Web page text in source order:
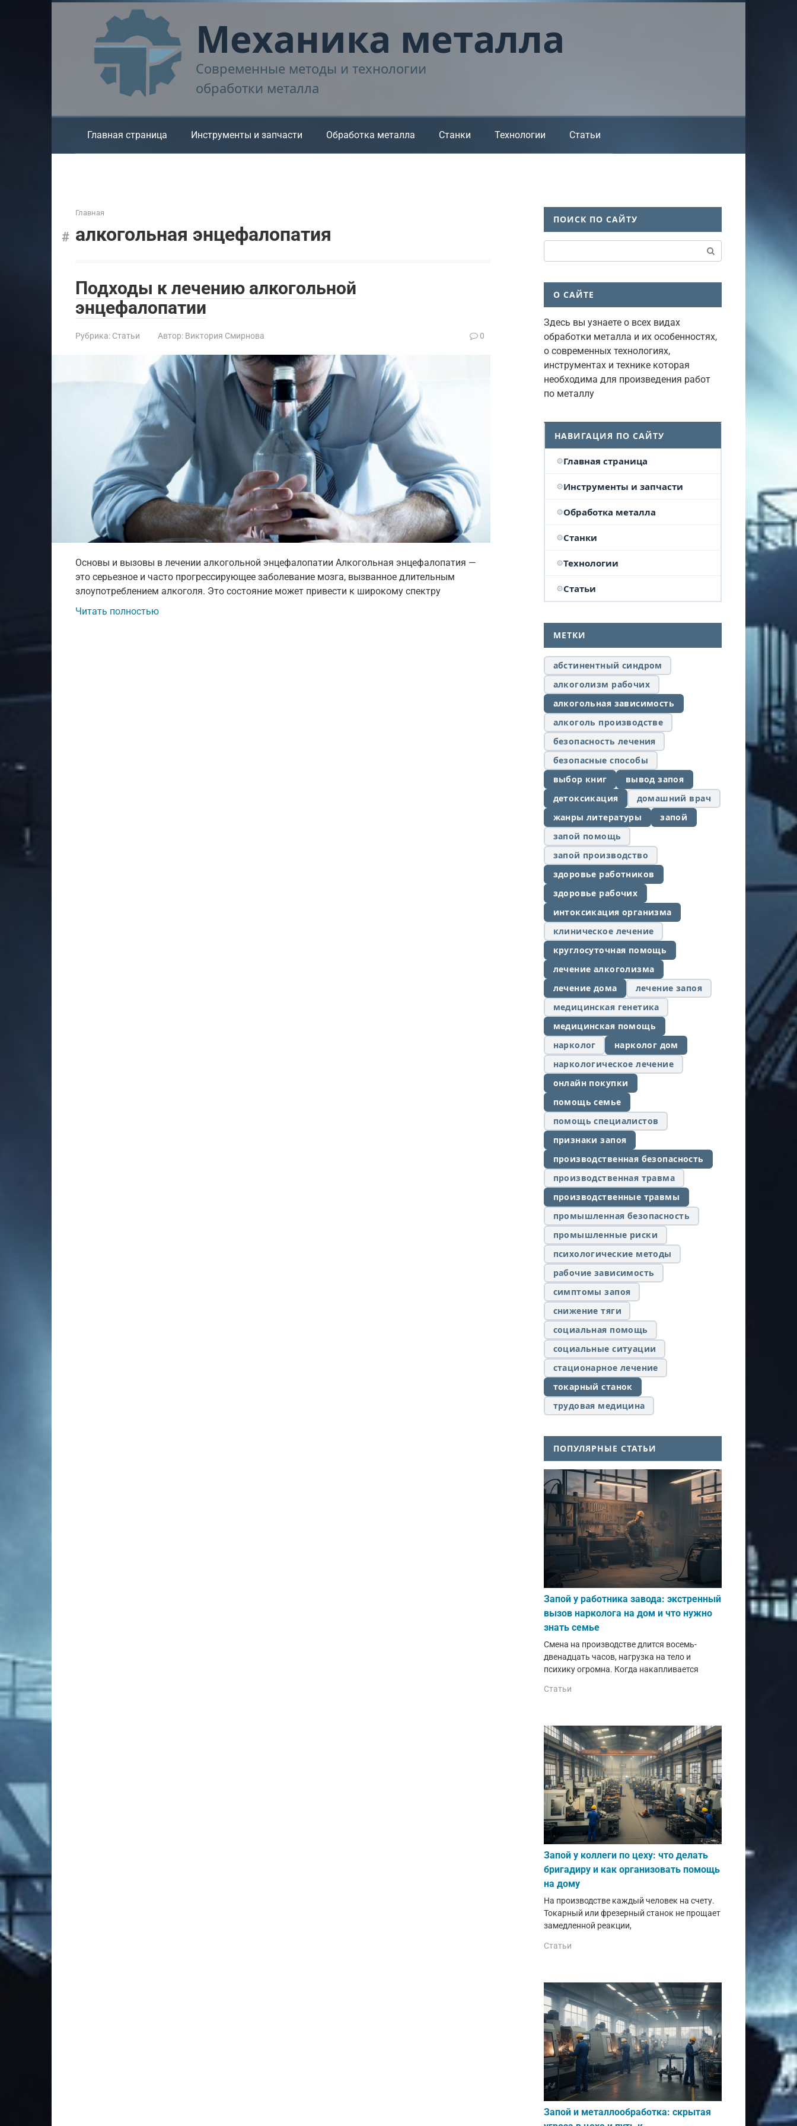
Механика металла
Современные методы и технологии
обработки металла
Главная страница Инструменты и запчасти Обработка металла Станки Технологии Статьи
Главная
алкогольная энцефалопатия
Подходы к лечению алкогольной
энцефалопатии
Рубрика: Статьи Автор: Виктория Смирнова 0
Основы и вызовы в лечении алкогольной энцефалопатии Алкогольная энцефалопатия —
это серьезное и часто прогрессирующее заболевание мозга, вызванное длительным
злоупотреблением алкоголя. Это состояние может привести к широкому спектру
Читать полностью
ПОИСК ПО САЙТУ
О САЙТЕ
Здесь вы узнаете о всех видах
обработки металла и их особенностях,
о современных технологиях,
инструментах и технике которая
необходима для произведения работ
по металлу
НАВИГАЦИЯ ПО САЙТУ
Главная страница
Инструменты и запчасти
Обработка металла
Станки
Технологии
Статьи
МЕТКИ
абстинентный синдром
алкоголизм рабочих
алкогольная зависимость
алкоголь производстве
безопасность лечения
безопасные способы
выбор книг
вывод запоя
детоксикация
домашний врач
жанры литературы
запой
запой помощь
запой производство
здоровье работников
здоровье рабочих
интоксикация организма
клиническое лечение
круглосуточная помощь
лечение алкоголизма
лечение дома
лечение запоя
медицинская генетика
медицинская помощь
нарколог
нарколог дом
наркологическое лечение
онлайн покупки
помощь семье
помощь специалистов
признаки запоя
производственная безопасность
производственная травма
производственные травмы
промышленная безопасность
промышленные риски
психологические методы
рабочие зависимость
симптомы запоя
снижение тяги
социальная помощь
социальные ситуации
стационарное лечение
токарный станок
трудовая медицина
ПОПУЛЯРНЫЕ СТАТЬИ
Запой у работника завода: экстренный
вызов нарколога на дом и что нужно
знать семье
Смена на производстве длится восемь-
двенадцать часов, нагрузка на тело и
психику огромна. Когда накапливается
Статьи
Запой у коллеги по цеху: что делать
бригадиру и как организовать помощь
на дому
На производстве каждый человек на счету.
Токарный или фрезерный станок не прощает
замедленной реакции,
Статьи
Запой и металлообработка: скрытая